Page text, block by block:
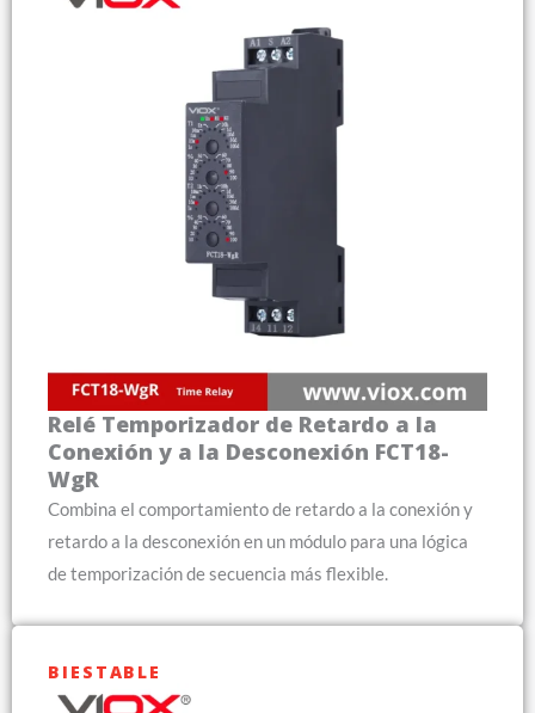
Relé Temporizador de Retardo a la
Conexión y a la Desconexión FCT18-
WgR
Combina el comportamiento de retardo a la conexión y
retardo a la desconexión en un módulo para una lógica
de temporización de secuencia más flexible.
BIESTABLE